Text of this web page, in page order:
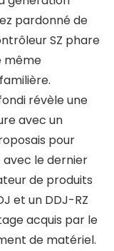
pardonné de
SZ phare
même
révèle une
avec un
pour
le dernier
de produits
et un DDJ-RZ
acquis par le
de matériel.